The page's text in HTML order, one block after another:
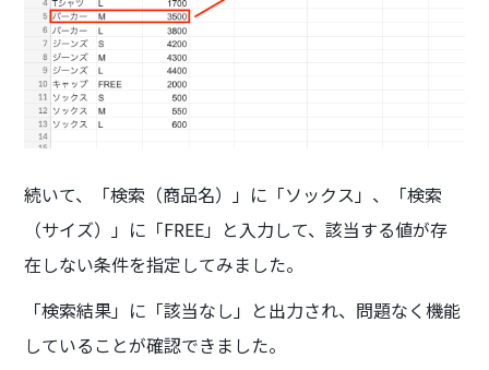
続いて、「検索（商品名）」に「ソックス」、「検索
（サイズ）」に「FREE」と入力して、該当する値が存
在しない条件を指定してみました。
「検索結果」に「該当なし」と出力され、問題なく機能
していることが確認できました。